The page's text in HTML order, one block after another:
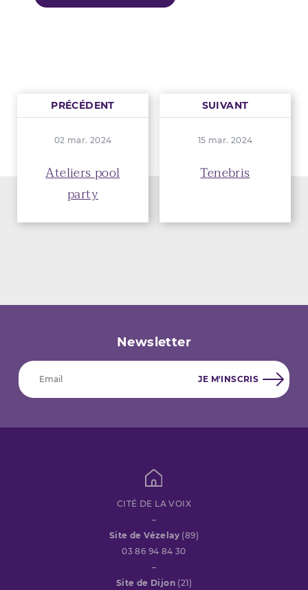
PRÉCÉDENT
02 mar. 2024
Ateliers pool
party
SUIVANT
15 mar. 2024
Tenebris
Newsletter
CITÉ DE LA VOIX
–
Site de Vézelay (89)
03 86 94 84 30
–
Site de Dijon (21)